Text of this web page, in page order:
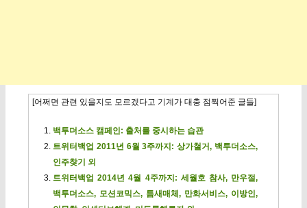
[어쩌면 관련 있을지도 모르겠다고 기계가 대충 점찍어준 글들]
백투더소스 캠페인: 출처를 중시하는 습관
트위터백업 2011년 6월 3주까지: 상가철거, 백투더소스,
인주찾기 외
트위터백업 2014년 4월 4주까지: 세월호 참사, 만우절,
백투더소스, 모션코믹스, 틈새매체, 만화서비스, 이방인,